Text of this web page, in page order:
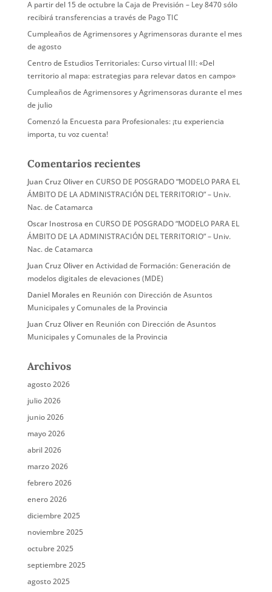
A partir del 15 de octubre la Caja de Previsión – Ley 8470 sólo
recibirá transferencias a través de Pago TIC
Cumpleaños de Agrimensores y Agrimensoras durante el mes
de agosto
Centro de Estudios Territoriales: Curso virtual III: «Del
territorio al mapa: estrategias para relevar datos en campo»
Cumpleaños de Agrimensores y Agrimensoras durante el mes
de julio
Comenzó la Encuesta para Profesionales: ¡tu experiencia
importa, tu voz cuenta!
Comentarios recientes
Juan Cruz Oliveren CURSO DE POSGRADO “MODELO PARA EL
ÁMBITO DE LA ADMINISTRACIÓN DEL TERRITORIO” – Univ.
Nac. de Catamarca
Oscar Inostrosa en CURSO DE POSGRADO “MODELO PARA EL
ÁMBITO DE LA ADMINISTRACIÓN DEL TERRITORIO” – Univ.
Nac. de Catamarca
Juan Cruz Oliveren Actividad de Formación: Generación de
modelos digitales de elevaciones (MDE)
Daniel Moralesen Reunión con Dirección de Asuntos
Municipales y Comunales de la Provincia
Juan Cruz Oliveren Reunión con Dirección de Asuntos
Municipales y Comunales de la Provincia
Archivos
agosto 2026
julio 2026
junio 2026
mayo 2026
abril 2026
marzo 2026
febrero 2026
enero 2026
diciembre 2025
noviembre 2025
octubre 2025
septiembre 2025
agosto 2025